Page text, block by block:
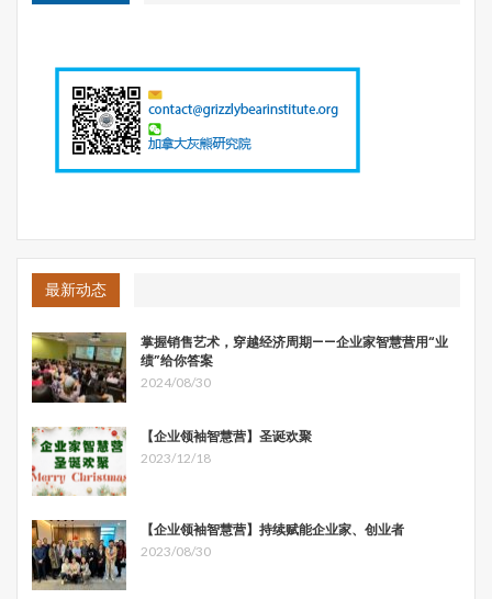
最新动态
掌握销售艺术，穿越经济周期——企业家智慧营用“业
绩”给你答案
2024/08/30
【企业领袖智慧营】圣诞欢聚
2023/12/18
【企业领袖智慧营】持续赋能企业家、创业者
2023/08/30